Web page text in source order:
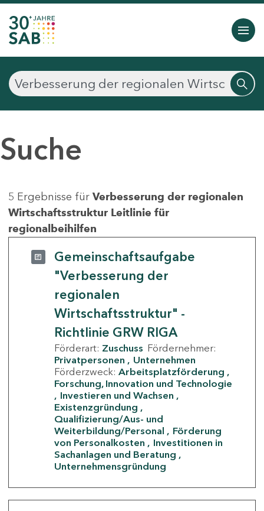
Suche
5 Ergebnisse für Verbesserung der regionalen
Wirtschaftsstruktur Leitlinie für
regionalbeihilfen
Gemeinschaftsaufgabe
"Verbesserung der
regionalen
Wirtschaftsstruktur" -
Richtlinie GRW RIGA
Förderart: Zuschuss Fördernehmer:
Privatpersonen
Unternehmen
Förderzweck: Arbeitsplatzförderung
Forschung, Innovation und Technologie
Investieren und Wachsen
Existenzgründung
Qualifizierung/Aus- und
Weiterbildung/Personal
Förderung
von Personalkosten
Investitionen in
Sachanlagen und Beratung
Unternehmensgründung